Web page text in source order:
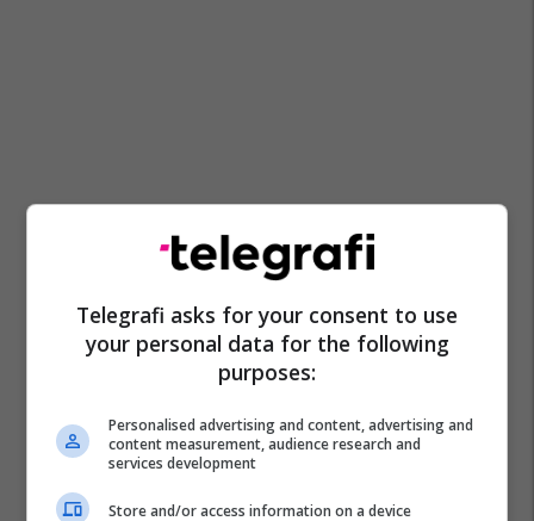
Telegrafi asks for your consent to use
your personal data for the following
purposes:
Personalised advertising and content, advertising and
content measurement, audience research and
services development
Store and/or access information on a device